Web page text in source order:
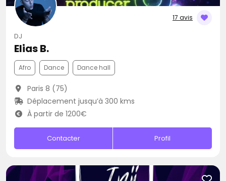
17 avis
DJ
Elias B.
Afro Dance Dance hall
Paris 8 (75)
Déplacement jusqu’à 300 kms
À partir de 1200€
Contacter Profil